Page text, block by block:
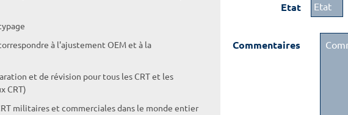
à l'ajustement OEM et à la
et de révision pour tous les CRT et les
CRT)
militaires et commerciales dans le monde entier
Etat
Commentaires